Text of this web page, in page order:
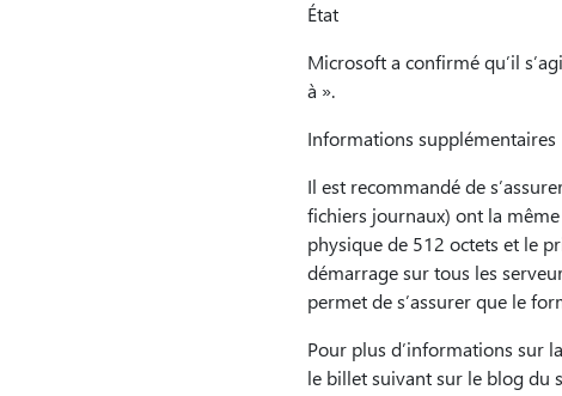
État
Microsoft a confirmé qu’il
à ».
Informations supplémentaires
Il est recommandé de
fichiers journaux) ont la
physique de 512 octets et le
démarrage sur tous les
permet de s’assurer que le
Pour plus d’informations sur
le billet suivant sur le blog du